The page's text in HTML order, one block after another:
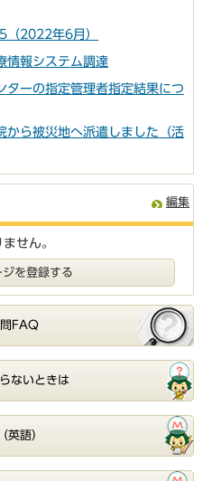
（2022年6月）
情報システム調達
ターの指定管理者指定結果につ
から被災地へ派遣しました（活
編集
せん。
ジを登録する
FAQ
ないときは
英語）